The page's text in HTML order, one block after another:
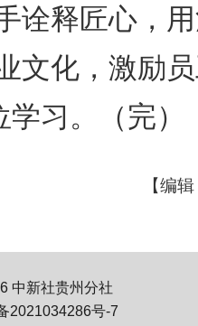
诠释匠心，
文化，激励
习。（完）
【编
中新社贵州分社
2021034286号-7